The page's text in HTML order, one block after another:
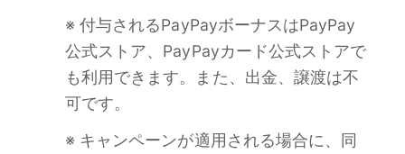
※ 付与されるPayPayボーナスはPayPay
公式ストア、PayPayカード公式ストアで
も利用できます。また、出金、譲渡は不
可です。
※ キャンペーンが適用される場合に、同